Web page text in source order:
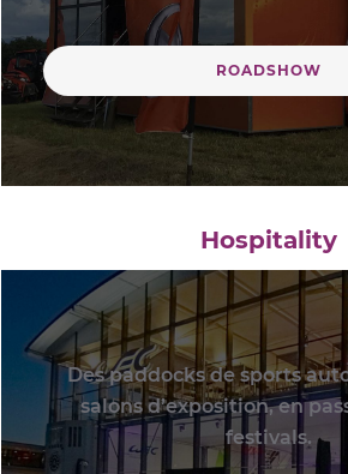
ROADSHOW
Hospitality
Des paddocks de sports
salons d’exposition, en
festivals.